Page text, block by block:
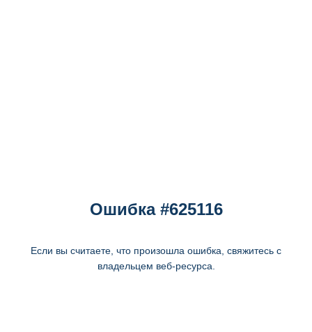
Ошибка #625116
Если вы считаете, что произошла ошибка, свяжитесь с
владельцем веб-ресурса.